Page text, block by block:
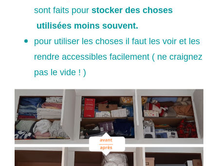
sont faits pour stocker des choses
utilisées moins souvent.
pour utiliser les choses il faut les voir et les
rendre accessibles facilement ( ne craignez
pas le vide ! )